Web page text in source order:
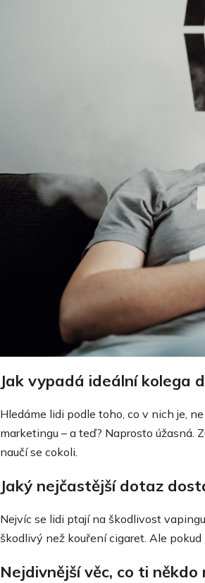
Jak vypadá ideální kolega
Hledáme lidi podle toho, co v nich je,
marketingu – a teď? Naprosto úžasná.
naučí se cokoli.
Jaký nejčastější dotaz
Nejvíc se lidi ptají na škodlivost
škodlivý než kouření cigaret. Ale
Nejdivnější věc, co ti